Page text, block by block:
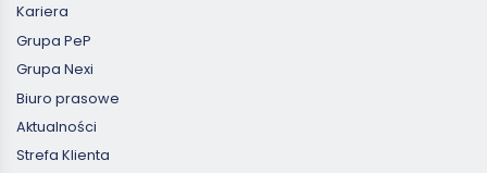
Kariera
Grupa PeP
Grupa Nexi
Biuro prasowe
Aktualności
Strefa Klienta